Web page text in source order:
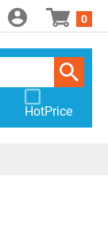
0
HotPrice